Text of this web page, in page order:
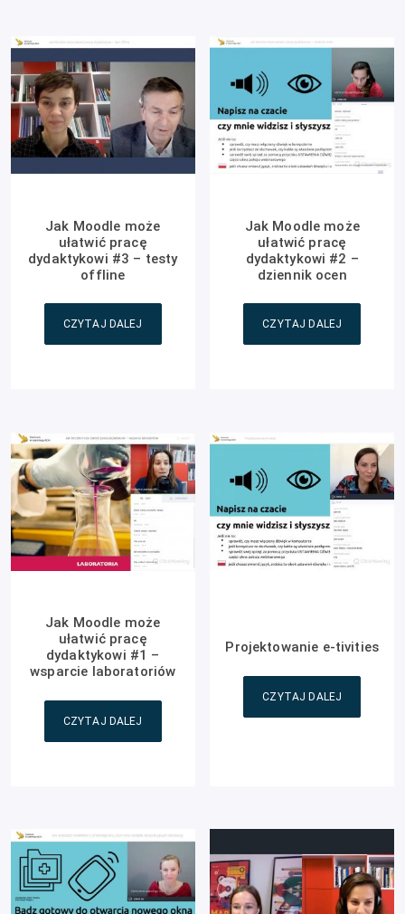
Jak Moodle może
ułatwić pracę
dydaktykowi #3 – testy
offline
CZYTAJ DALEJ
Jak Moodle może
ułatwić pracę
dydaktykowi #2 –
dziennik ocen
CZYTAJ DALEJ
Jak Moodle może
ułatwić pracę
dydaktykowi #1 –
wsparcie laboratoriów
CZYTAJ DALEJ
Projektowanie e-tivities
CZYTAJ DALEJ